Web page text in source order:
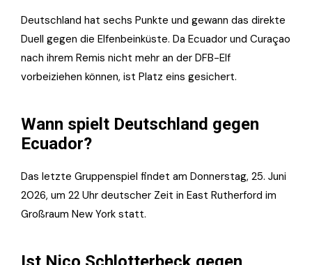
Deutschland hat sechs Punkte und gewann das direkte
Duell gegen die Elfenbeinküste. Da Ecuador und Curaçao
nach ihrem Remis nicht mehr an der DFB-Elf
vorbeiziehen können, ist Platz eins gesichert.
Wann spielt Deutschland gegen
Ecuador?
Das letzte Gruppenspiel findet am Donnerstag, 25. Juni
2026, um 22 Uhr deutscher Zeit in East Rutherford im
Großraum New York statt.